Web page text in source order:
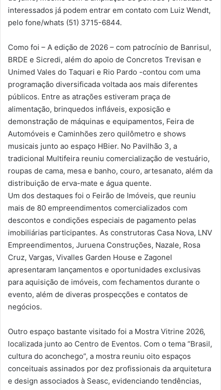
interessados já podem entrar em contato com Luiz Wendt,
pelo fone/whats (51) 3715-6844.
Como foi – A edição de 2026 – com patrocínio de Banrisul,
BRDE e Sicredi, além do apoio de Concretos Trevisan e
Unimed Vales do Taquari e Rio Pardo -contou com uma
programação diversificada voltada aos mais diferentes
públicos. Entre as atrações estiveram praça de
alimentação, brinquedos infláveis, exposição e
demonstração de máquinas e equipamentos, Feira de
Automóveis e Caminhões zero quilômetro e shows
musicais junto ao espaço HBier. No Pavilhão 3, a
tradicional Multifeira reuniu comercialização de vestuário,
roupas de cama, mesa e banho, couro, artesanato, além da
distribuição de erva-mate e água quente.
Um dos destaques foi o Feirão de Imóveis, que reuniu
mais de 80 empreendimentos comercializados com
descontos e condições especiais de pagamento pelas
imobiliárias participantes. As construtoras Casa Nova, LNV
Empreendimentos, Juruena Construções, Nazale, Rosa
Cruz, Vargas, Vivalles Garden House e Zagonel
apresentaram lançamentos e oportunidades exclusivas
para aquisição de imóveis, com fechamentos durante o
evento, além de diveras prospecções e contatos de
negócios.
Outro espaço bastante visitado foi a Mostra Vitrine 2026,
localizada junto ao Centro de Eventos. Com o tema “Brasil,
cultura do aconchego”, a mostra reuniu oito espaços
conceituais assinados por dez profissionais da arquitetura
e design associados à Seasc, evidenciando tendências,